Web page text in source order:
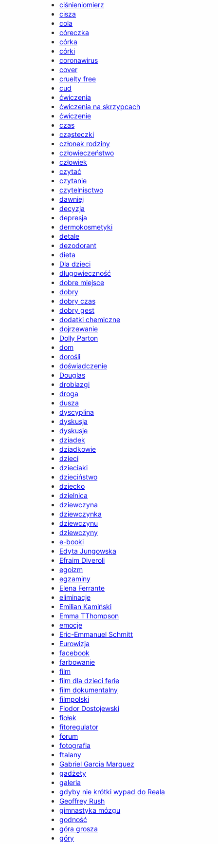
ciśnieniomierz
cisza
cola
córeczka
córka
córki
coronawirus
cover
cruelty free
cud
ćwiczenia
ćwiczenia na skrzypcach
ćwiczenie
czas
cząsteczki
członek rodziny
człowieczeństwo
człowiek
czytać
czytanie
czytelnisctwo
dawniej
decyzja
depresja
dermokosmetyki
detale
dezodorant
dieta
Dla dzieci
długowieczność
dobre miejsce
dobry
dobry czas
dobry gest
dodatki chemiczne
dojrzewanie
Dolly Parton
dom
dorośli
doświadczenie
Douglas
drobiazgi
droga
dusza
dyscyplina
dyskusja
dyskusje
dziadek
dziadkowie
dzieci
dzieciaki
dzieciństwo
dziecko
dzielnica
dziewczyna
dziewczynka
dziewczynu
dziewczyny
e-booki
Edyta Jungowska
Efraim Diveroli
egoizm
egzaminy
Elena Ferrante
eliminacje
Emilian Kamiński
Emma TThompson
emocje
Eric-Emmanuel Schmitt
Eurowizja
facebook
farbowanie
film
film dla dzieci ferie
film dokumentalny
filmpolski
Fiodor Dostojewski
fiołek
fitoregulator
forum
fotografia
ftalany
Gabriel Garcia Marquez
gadżety
galeria
gdyby nie krótki wypad do Reala
Geoffrey Rush
gimnastyka mózgu
godność
góra grosza
góry